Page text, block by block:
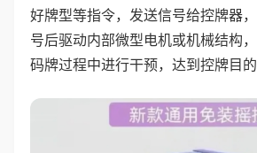
好牌型等指令，发送信号给控牌器
号后驱动内部微型电机或机械结构，
码牌过程中进行干预，达到控牌目的